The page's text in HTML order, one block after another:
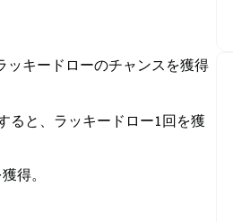
ッキードローのチャンスを獲得
ると、ラッキードロー1回を獲
得。